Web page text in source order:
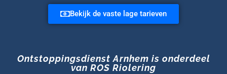
Bekijk de vaste lage tarieven
Ontstoppingsdienst Arnhem is onderdeel
van ROS Riolering